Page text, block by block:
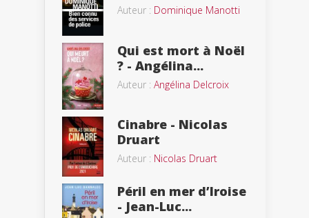
Auteur : Dominique Manotti
Qui est mort à Noël
? - Angélina...
Auteur : Angélina Delcroix
Cinabre - Nicolas
Druart
Auteur : Nicolas Druart
Péril en mer d’Iroise
- Jean-Luc...